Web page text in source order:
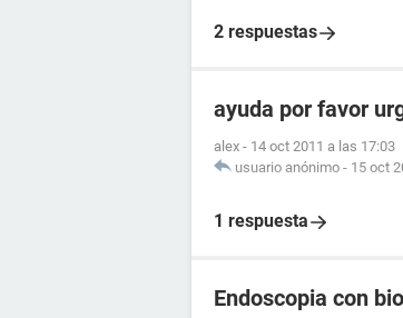
2 respuestas
ayuda por favor
alex - 14 oct 2011 a las 17:03
usuario anónimo - 15 oct
1 respuesta
Endoscopia con